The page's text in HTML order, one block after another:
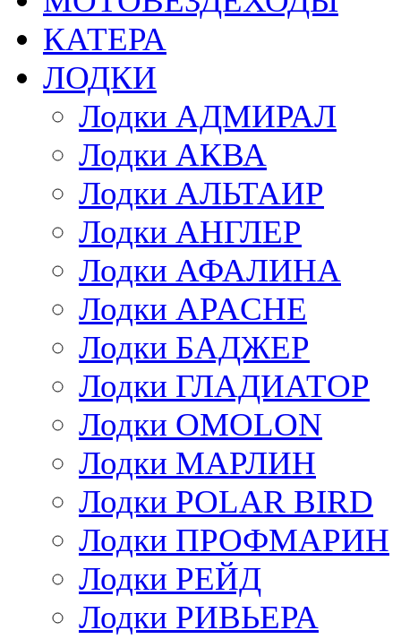
КАТЕРА
ЛОДКИ
Лодки АДМИРАЛ
Лодки АКВА
Лодки АЛЬТАИР
Лодки АНГЛЕР
Лодки АФАЛИНА
Лодки APACHE
Лодки БАДЖЕР
Лодки ГЛАДИАТОР
Лодки OMOLON
Лодки МАРЛИН
Лодки POLAR BIRD
Лодки ПРОФМАРИН
Лодки РЕЙД
Лодки РИВЬЕРА